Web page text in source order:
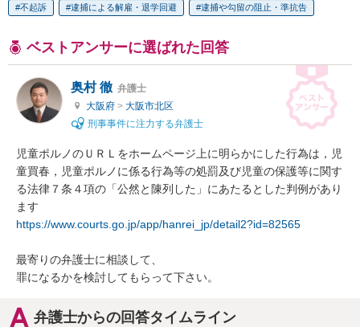
不起訴 逮捕による解雇・退学回避 逮捕や勾留の阻止・準抗告
ベストアンサーに選ばれた回答
奥村 徹 弁護士
大阪府 > 大阪市北区
刑事事件に注力する弁護士
児童ポルノのＵＲＬをホームページ上に明らかにした行為は，児
童買春，児童ポルノに係る行為等の処罰及び児童の保護等に関す
る法律７条４項の「公然と陳列した」にあたるとした判例があり
https://www.courts.go.jp/app/hanrei_jp/detail2?id=82565
最寄りの弁護士に相談して、
罪になるかを検討してもらって下さい。
弁護士からの回答タイムライン